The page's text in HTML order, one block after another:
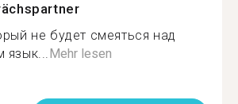
не будет смеяться над
язык...Mehr lesen